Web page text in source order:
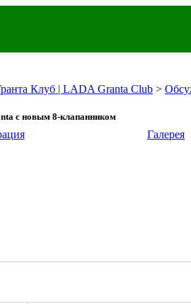
Клуб | LADA Granta Club >
с новым 8-клапанником
Галерея